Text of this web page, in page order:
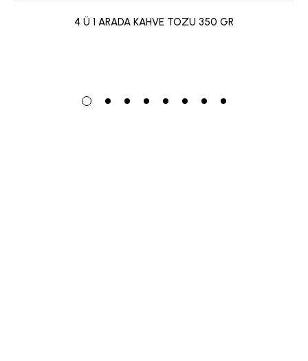
4 Ü 1 ARADA KAHVE TOZU 350 GR